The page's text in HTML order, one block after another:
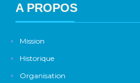
A PROPOS
Mission
Historique
Organisation